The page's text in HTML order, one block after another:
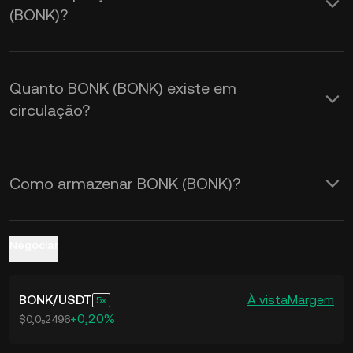
taxas de câmbio de
em tempo real.
(BONK)?
Quanto BONK (BONK) existe em
circulação?
Como armazenar BONK (BONK)?
BONK/USDT 5 À vistaMargem
$0,0₅2496+0,20%